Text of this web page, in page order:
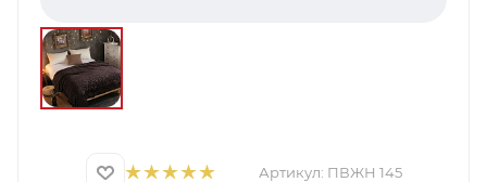
Артикул: ПВЖН 145